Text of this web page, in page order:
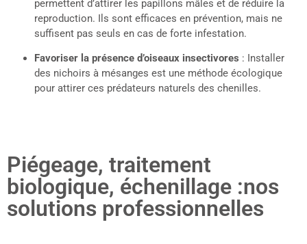
permettent d’attirer les papillons mâles et de réduire la
reproduction. Ils sont efficaces en prévention, mais ne
suffisent pas seuls en cas de forte infestation.
Favoriser la présence d’oiseaux insectivores : Installer
des nichoirs à mésanges est une méthode écologique
pour attirer ces prédateurs naturels des chenilles.
Piégeage, traitement
biologique, échenillage :nos
solutions professionnelles